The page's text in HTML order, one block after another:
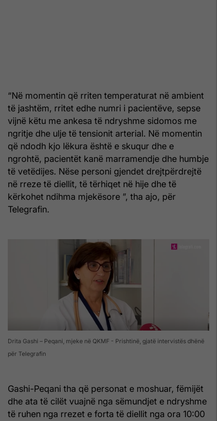
“Në momentin që rriten temperaturat në ambient
të jashtëm, rritet edhe numri i pacientëve, sepse
vijnë këtu me ankesa të ndryshme sidomos me
ngritje dhe ulje të tensionit arterial. Në momentin
që ndodh kjo lëkura është e skuqur dhe e
ngrohtë, pacientët kanë marramendje dhe humbje
të vetëdijes. Nëse personi gjendet drejtpërdrejtë
në rreze të diellit, të tërhiqet në hije dhe të
kërkohet ndihma mjekësore ”, tha ajo, për
Telegrafin.
Drita Gashi – Peqani, mjeke në QKMF - Prishtinë, gjatë intervistës dhënë
për Telegrafin
Gashi-Peqani tha që personat e moshuar, fëmijët
dhe ata të cilët vuajnë nga sëmundjet e ndryshme
të ruhen nga rrezet e forta të diellit nga ora 10:00